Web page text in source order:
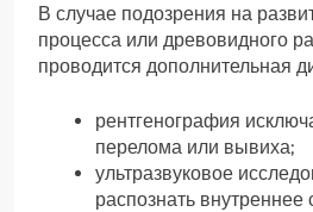
В случае подозрения на
процесса или древовидного
проводится дополнительная
рентгенография
перелома или вывиха;
ультразвуковое
распознать внутреннее